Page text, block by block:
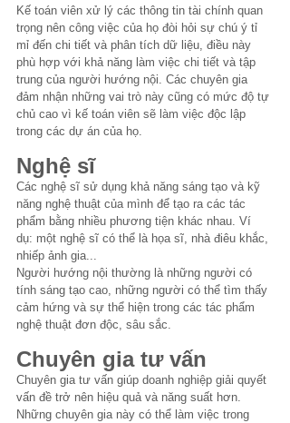
Kế toán viên xử lý các thông tin tài chính quan
trọng nên công việc của họ đòi hỏi sự chú ý tỉ
mỉ đến chi tiết và phân tích dữ liệu, điều này
phù hợp với khả năng làm việc chi tiết và tập
trung của người hướng nội. Các chuyên gia
đảm nhận những vai trò này cũng có mức độ tự
chủ cao vì kế toán viên sẽ làm việc độc lập
trong các dự án của họ.
Nghệ sĩ
Các nghệ sĩ sử dụng khả năng sáng tạo và kỹ
năng nghệ thuật của mình để tạo ra các tác
phẩm bằng nhiều phương tiện khác nhau. Ví
dụ: một nghệ sĩ có thể là họa sĩ, nhà điêu khắc,
nhiếp ảnh gia...
Người hướng nội thường là những người có
tính sáng tạo cao, những người có thể tìm thấy
cảm hứng và sự thể hiện trong các tác phẩm
nghệ thuật đơn độc, sâu sắc.
Chuyên gia tư vấn
Chuyên gia tư vấn giúp doanh nghiệp giải quyết
vấn đề trở nên hiệu quả và năng suất hơn.
Những chuyên gia này có thể làm việc trong